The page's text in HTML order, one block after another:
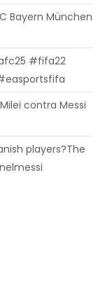
Bayern München
#fifa22
contra Messi
players?The